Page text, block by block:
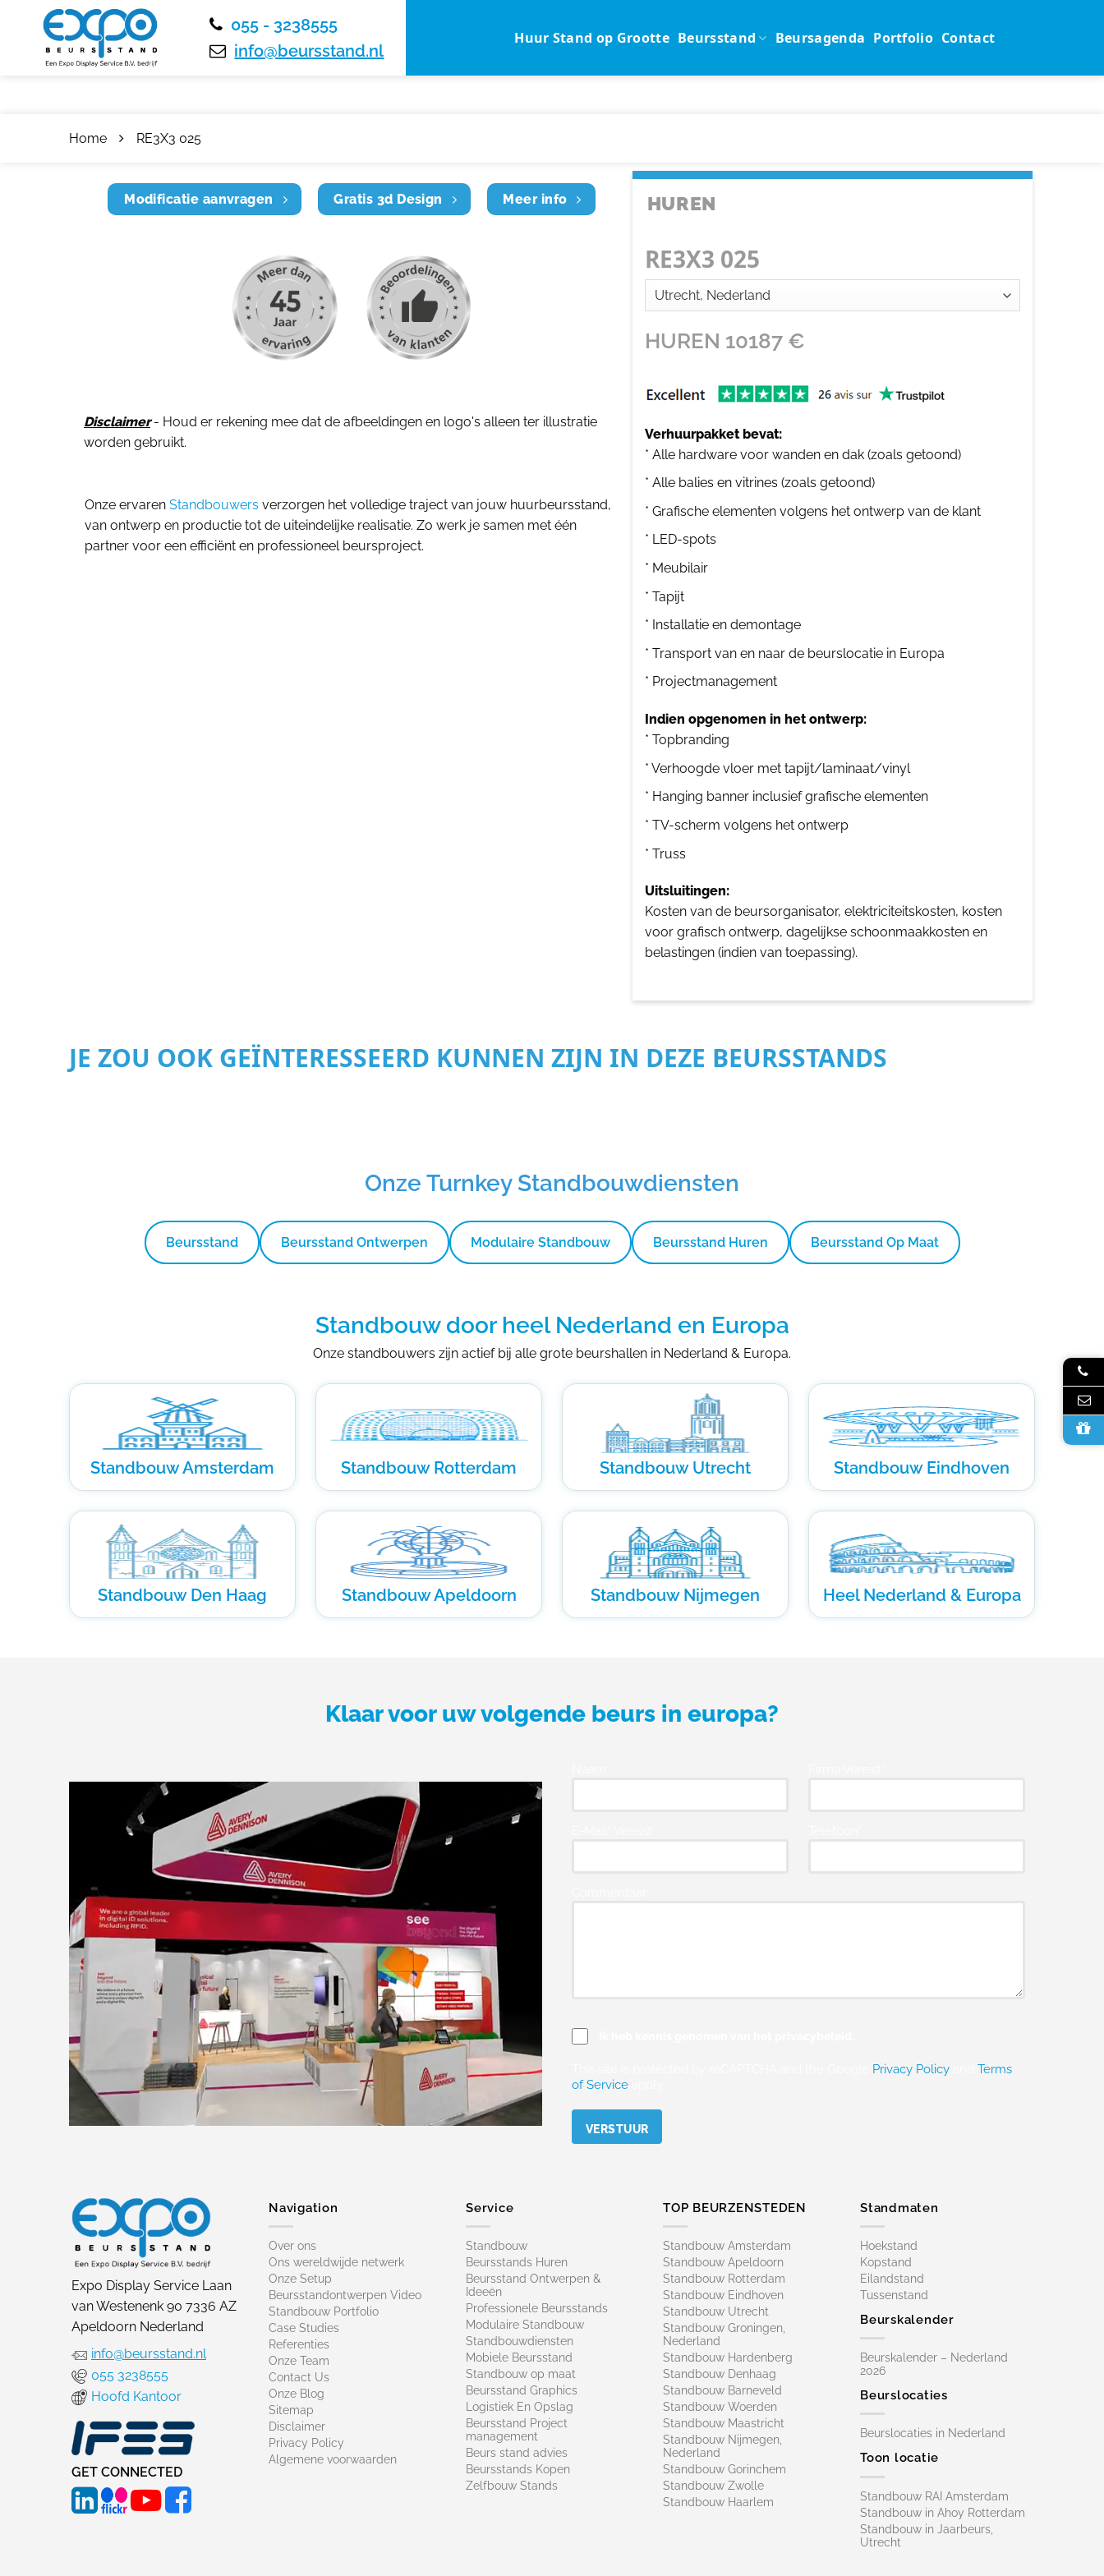
055 - 3238555
info@beursstand.nl
Huur Stand op Grootte Beursstand Beursagenda Portfolio Contact
Home RE3X3 025
Modificatie aanvragen Gratis 3d Design Meer info
Disclaimer- Houd er rekening mee dat de afbeeldingen en logo's alleen ter illustratie
worden gebruikt.
Onze ervaren Standbouwers verzorgen het volledige traject van jouw huurbeursstand,
van ontwerp en productie tot de uiteindelijke realisatie. Zo werk je samen met één
partner voor een efficiënt en professioneel beursproject.
HUREN
RE3X3 025
HUREN 10187€
Verhuurpakket bevat:
* Alle hardware voor wanden en dak (zoals getoond)
* Alle balies en vitrines (zoals getoond)
* Grafische elementen volgens het ontwerp van de klant
* LED-spots
* Meubilair
* Tapijt
* Installatie en demontage
* Transport van en naar de beurslocatie in Europa
* Projectmanagement
Indien opgenomen in het ontwerp:
* Topbranding
* Verhoogde vloer met tapijt/laminaat/vinyl
* Hanging banner inclusief grafische elementen
* TV-scherm volgens het ontwerp
* Truss
Uitsluitingen:
Kosten van de beursorganisator, elektriciteitskosten, kosten
voor grafisch ontwerp, dagelijkse schoonmaakkosten en
belastingen (indien van toepassing).
JE ZOU OOK GEÏNTERESSEERD KUNNEN ZIJN IN DEZE BEURSSTANDS
Onze Turnkey Standbouwdiensten
Beursstand Beursstand Ontwerpen Modulaire Standbouw Beursstand Huren Beursstand Op Maat
Standbouw door heel Nederland en Europa
Onze standbouwers zijn actief bij alle grote beurshallen in Nederland & Europa.
Standbouw Amsterdam Standbouw Rotterdam Standbouw Utrecht Standbouw Eindhoven
Standbouw Den Haag Standbouw Apeldoorn Standbouw Nijmegen Heel Nederland & Europa
Klaar voor uw volgende beurs in europa?
Privacy Policy
Terms
of Service
Expo Display Service Laan
van Westenenk 90 7336 AZ
Apeldoorn Nederland
info@beursstand.nl
055 3238555
Hoofd Kantoor
GET CONNECTED
Navigation
Over ons
Ons wereldwijde netwerk
Onze Setup
Beursstandontwerpen Video
Standbouw Portfolio
Case Studies
Referenties
Onze Team
Contact Us
Onze Blog
Sitemap
Disclaimer
Privacy Policy
Algemene voorwaarden
Service
Standbouw
Beursstands Huren
Beursstand Ontwerpen &
Ideeën
Professionele Beursstands
Modulaire Standbouw
Standbouwdiensten
Mobiele Beursstand
Standbouw op maat​
Beursstand Graphics
Logistiek En Opslag
Beursstand Project
management
Beurs stand advies
Beursstands Kopen
Zelfbouw Stands
TOP BEURZENSTEDEN
Standbouw Amsterdam
Standbouw Apeldoorn
Standbouw Rotterdam
Standbouw Eindhoven
Standbouw Utrecht
Standbouw Groningen,
Nederland
Standbouw Hardenberg
Standbouw Denhaag
Standbouw Barneveld
Standbouw Woerden
Standbouw Maastricht
Standbouw Nijmegen,
Nederland
Standbouw Gorinchem
Standbouw Zwolle
Standbouw Haarlem
Standmaten
Hoekstand
Kopstand
Eilandstand
Tussenstand
Beurskalender
Beurskalender – Nederland
2026
Beurslocaties
Beurslocaties in Nederland
Toon locatie
Standbouw RAI Amsterdam
Standbouw in Ahoy Rotterdam
Standbouw in Jaarbeurs,
Utrecht